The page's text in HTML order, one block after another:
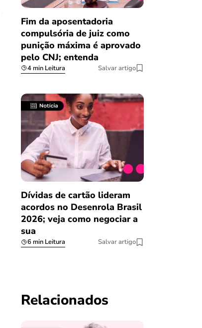
Fim da aposentadoria
compulsória de juiz como
punição máxima é aprovado
pelo CNJ; entenda
4 min Leitura Salvar artigo
Dívidas de cartão lideram
acordos no Desenrola Brasil
2026; veja como negociar a
sua
6 min Leitura Salvar artigo
Relacionados